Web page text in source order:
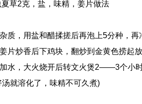
草2克，盐，味精，姜片做法
，用盐和醋揉搓后再泡上5分种，再
片炒香后下鸡块，翻炒到金黄色捞起
水，大火烧开后转文火煲2——3个小
就溶化了，味精不可久煮)